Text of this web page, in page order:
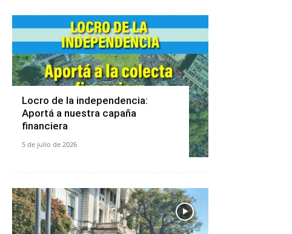
Locro de la independencia:
Aportá a nuestra capaña
financiera
5 de julio de 2026